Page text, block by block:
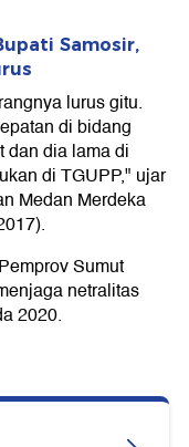
Samosir,
lurus gitu.
di bidang
dan dia lama di
di TGUPP," ujar
Medan Merdeka
Sumut
netralitas
2020.